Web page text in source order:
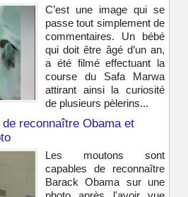
C’est une image qui se
passe tout simplement de
commentaires. Un bébé
qui doit être âgé d’un an,
a été filmé effectuant la
course du Safa Marwa
attirant ainsi la curiosité
de plusieurs pèlerins...
reconnaître Obama et
Les moutons sont
capables de reconnaître
Barack Obama sur une